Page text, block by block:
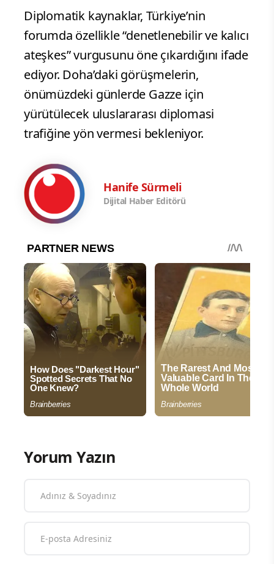
Diplomatik kaynaklar, Türkiye’nin
forumda özellikle “denetlenebilir ve kalıcı
ateşkes” vurgusunu öne çıkardığını ifade
ediyor. Doha’daki görüşmelerin,
önümüzdeki günlerde Gazze için
yürütülecek uluslararası diplomasi
trafiğine yön vermesi bekleniyor.
Hanife Sürmeli
Dijital Haber Editörü
Yorum Yazın